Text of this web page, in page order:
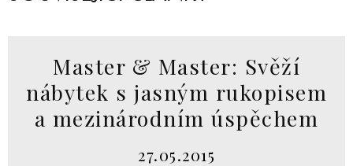
Master & Master: Svěží
nábytek s jasným rukopisem
a mezinárodním úspěchem
27.05.2015